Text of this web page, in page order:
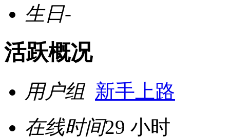
生日-
活跃概况
用户组 新手上路
在线时间29 小时